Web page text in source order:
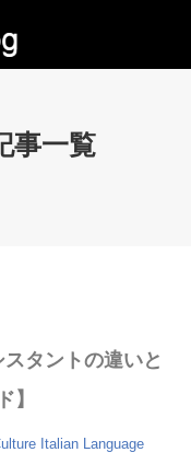
事一覧
スタントの違いと
】
Italian Language